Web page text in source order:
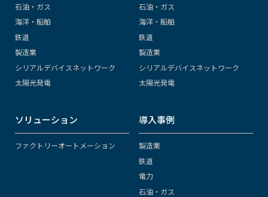
石油・ガス
海洋・船舶
鉄道
製造業
シリアルデバイスネットワーク
太陽光発電
石油・ガス
海洋・船舶
鉄道
製造業
シリアルデバイスネットワーク
太陽光発電
ソリューション
ファクトリーオートメーション
導入事例
製造業
鉄道
電力
石油・ガス